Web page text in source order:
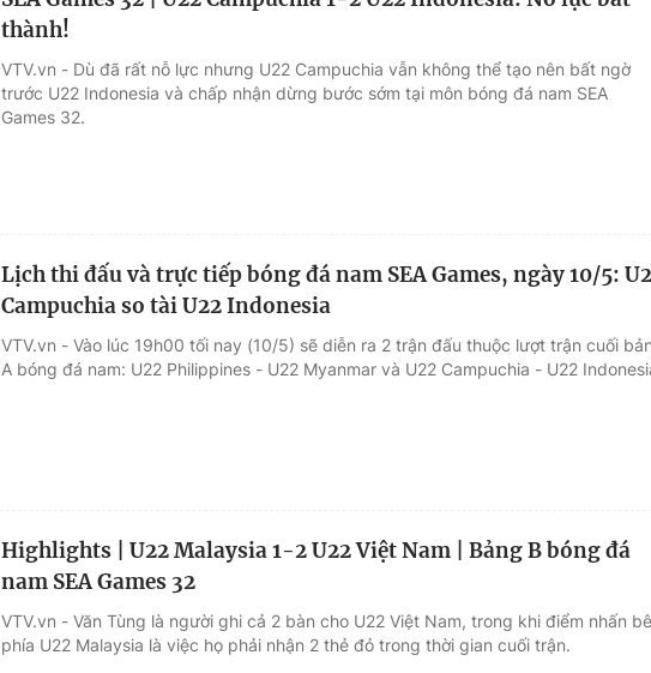
thành!
VTV.vn - Dù đã rất nỗ lực nhưng U22 Campuchia vẫn không thể tạo nên bất ngờ
trước U22 Indonesia và chấp nhận dừng bước sớm tại môn bóng đá nam SEA
Games 32.
Lịch thi đấu và trực tiếp bóng đá nam SEA Games, ngày 10/5:
Campuchia so tài U22 Indonesia
VTV.vn - Vào lúc 19h00 tối nay (10/5) sẽ diễn ra 2 trận đấu thuộc lượt trận cuối
A bóng đá nam: U22 Philippines - U22 Myanmar và U22 Campuchia - U22
Highlights | U22 Malaysia 1-2 U22 Việt Nam | Bảng B bóng đá
nam SEA Games 32
VTV.vn - Văn Tùng là người ghi cả 2 bàn cho U22 Việt Nam, trong khi điểm nhấn
phía U22 Malaysia là việc họ phải nhận 2 thẻ đỏ trong thời gian cuối trận.